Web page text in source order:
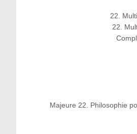
22.
22.
Majeure 22. Philosophie